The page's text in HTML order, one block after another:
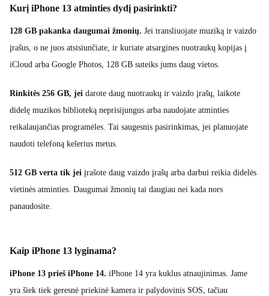
Kurį iPhone 13 atminties dydį pasirinkti?
128 GB pakanka daugumai žmonių. Jei transliuojate muziką ir vaizdo
įrašus, o ne juos atsisiunčiate, ir kuriate atsargines nuotraukų kopijas į
iCloud arba Google Photos, 128 GB suteiks jums daug vietos.
Rinkitės 256 GB, jei darote daug nuotraukų ir vaizdo įrašų, laikote
didelę muzikos biblioteką neprisijungus arba naudojate atminties
reikalaujančias programėles. Tai saugesnis pasirinkimas, jei planuojate
naudoti telefoną kelerius metus.
512 GB verta tik jei įrašote daug vaizdo įrašų arba darbui reikia didelės
vietinės atminties. Daugumai žmonių tai daugiau nei kada nors
panaudosite.
Kaip iPhone 13 lyginama?
iPhone 13 prieš iPhone 14. iPhone 14 yra kuklus atnaujinimas. Jame
yra šiek tiek geresnė priekinė kamera ir palydovinis SOS, tačiau